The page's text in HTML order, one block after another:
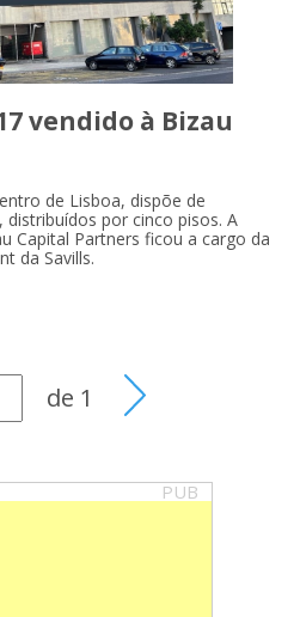
vendido à Bizau
de Lisboa, dispõe de
distribuídos por cinco pisos. A
Capital Partners ficou a cargo da
da Savills.
de 1
PUB